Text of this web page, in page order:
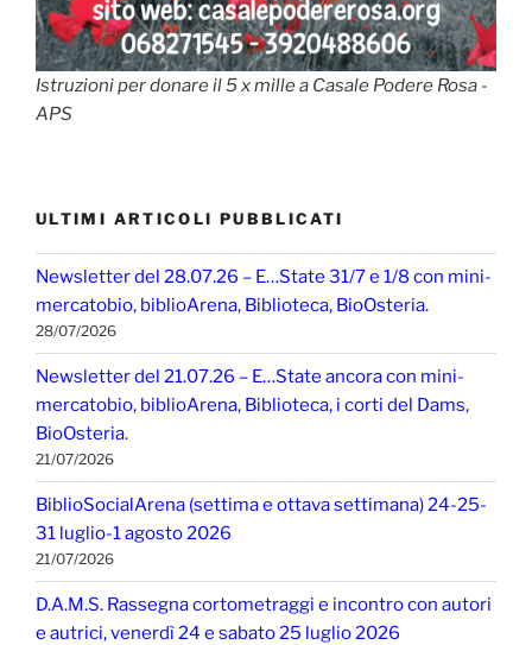
Istruzioni per donare il 5 x mille a Casale Podere Rosa -
APS
ULTIMI ARTICOLI PUBBLICATI
Newsletter del 28.07.26 – E…State 31/7 e 1/8 con mini-
mercatobio, biblioArena, Biblioteca, BioOsteria.
28/07/2026
Newsletter del 21.07.26 – E…State ancora con mini-
mercatobio, biblioArena, Biblioteca, i corti del Dams,
BioOsteria.
21/07/2026
BiblioSocialArena (settima e ottava settimana) 24-25-
31 luglio-1 agosto 2026
21/07/2026
D.A.M.S. Rassegna cortometraggi e incontro con autori
e autrici, venerdì 24 e sabato 25 luglio 2026